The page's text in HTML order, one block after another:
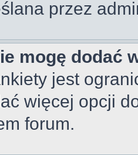
przez
mogę dodać
jest
więcej opcji
forum.